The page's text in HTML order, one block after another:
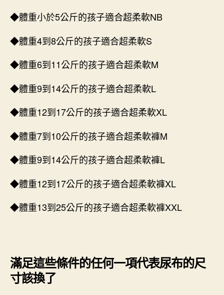
◆體重小於5公斤的孩子適合超柔軟NB
◆體重4到8公斤的孩子適合超柔軟S
◆體重6到11公斤的孩子適合超柔軟M
◆體重9到14公斤的孩子適合超柔軟L
◆體重12到17公斤的孩子適合超柔軟XL
◆體重7到10公斤的孩子適合超柔軟褲M
◆體重9到14公斤的孩子適合超柔軟褲L
◆體重12到17公斤的孩子適合超柔軟褲XL
◆體重13到25公斤的孩子適合超柔軟褲XXL
滿足這些條件的任何一項代表尿布的尺
寸該換了